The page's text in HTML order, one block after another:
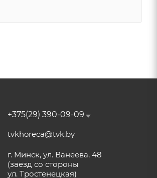
+375(29) 390-09-09
tvkhoreca@tvk.by
г. Минск, ул. Ванеева, 48
(заезд со стороны
ул. Тростенецкая)